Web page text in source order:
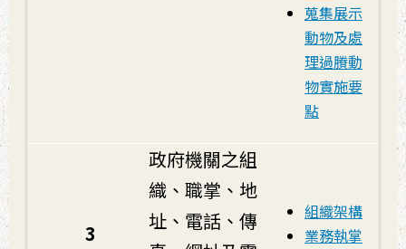
蒐集展示
動物及處
理過賸動
物實施要
點
3
政府機關之組
織、職掌、地
址、電話、傳
組織架構
業務執掌